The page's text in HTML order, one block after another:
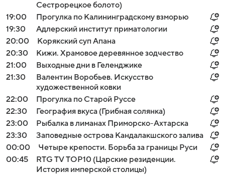
Сестрорецкое болото)
19:00
Прогулка по Калининградскому взморью
19:30
Адлерский институт приматологии
20:00
Корякский суп Апана
20:30
Кижи. Храмовое деревянное зодчество
21:00
Выходные дни в Геленджике
21:30
Валентин Воробьев. Искусство
художественной ковки
22:00
Прогулка по Старой Руссе
22:30
География вкуса (Грибная солянка)
23:00
Рыбалка в лиманах Приморско-Ахтарска
23:30
Заповедные острова Кандалакшского залива
00:00
Четыре крепости. Борьба за границы Руси
00:45
RTG TV TOP10 (Царские резиденции.
История имперской столицы)